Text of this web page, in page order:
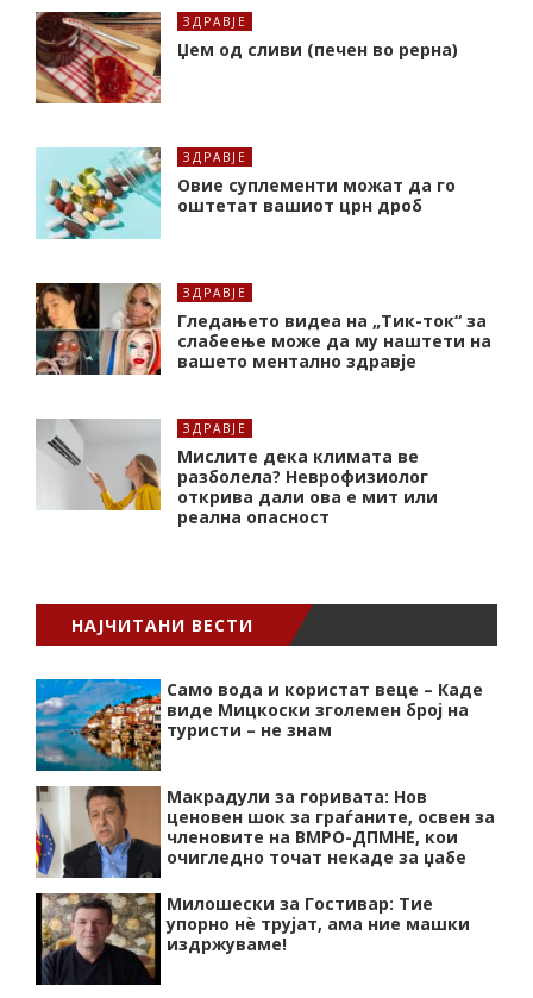
ЗДРАВЈЕ
Џем од сливи (печен во рерна)
ЗДРАВЈЕ
Oвие суплементи можат да го
оштетат вашиот црн дроб
ЗДРАВЈЕ
Гледањето видеа на „Тик-ток“ за
слабеење може да му наштети на
вашето ментално здравје
ЗДРАВЈЕ
Мислите дека климата ве
разболела? Неврофизиолог
открива дали ова е мит или
реална опасност
НАЈЧИТАНИ ВЕСТИ
Само вода и користат веце – Каде
виде Мицкоски зголемен број на
туристи – не знам
Макрадули за горивата: Нов
ценовен шок за граѓаните, освен за
членовите на ВМРО-ДПМНЕ, кои
очигледно точат некаде за џабе
Милошески за Гостивар: Тие
упорно нѐ трујат, ама ние машки
издржуваме!